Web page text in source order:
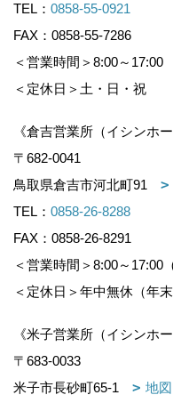
TEL： 0858-55-0921
FAX：0858-55-7286
＜営業時間＞8:00～17:00
＜定休日＞土・日・祝
《倉吉営業所（イシンホ
〒682-0041
鳥取県倉吉市河北町91
TEL： 0858-26-8288
FAX：0858-26-8291
＜営業時間＞8:00～
＜定休日＞年中無休（年
《米子営業所（イシンホ
〒683-0033
米子市長砂町65-1
地図